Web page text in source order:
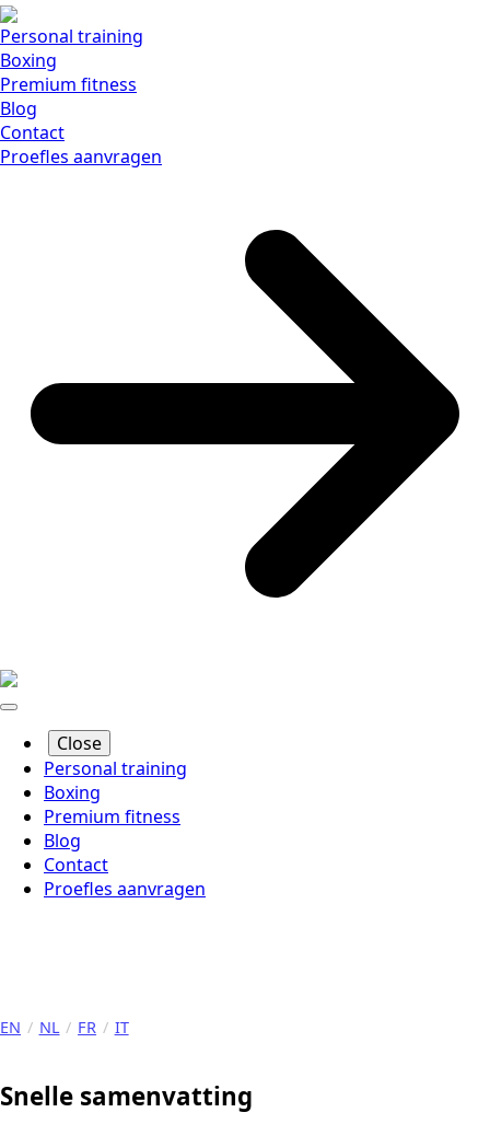
Personal training
Boxing
Premium fitness
Blog
Contact
Proefles aanvragen
Close
Personal training
Boxing
Premium fitness
Blog
Contact
Proefles aanvragen
EN / NL / FR / IT
Snelle samenvatting